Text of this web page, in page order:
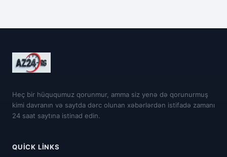
Heç bir hüququmuz qorunmur, amma siz yenə də qorunurmuş
kimi davranın və saytda dərc olunan xəbərlərdən istifadə zamanı
24 saat saytına istinad edin.
QUICK LINKS